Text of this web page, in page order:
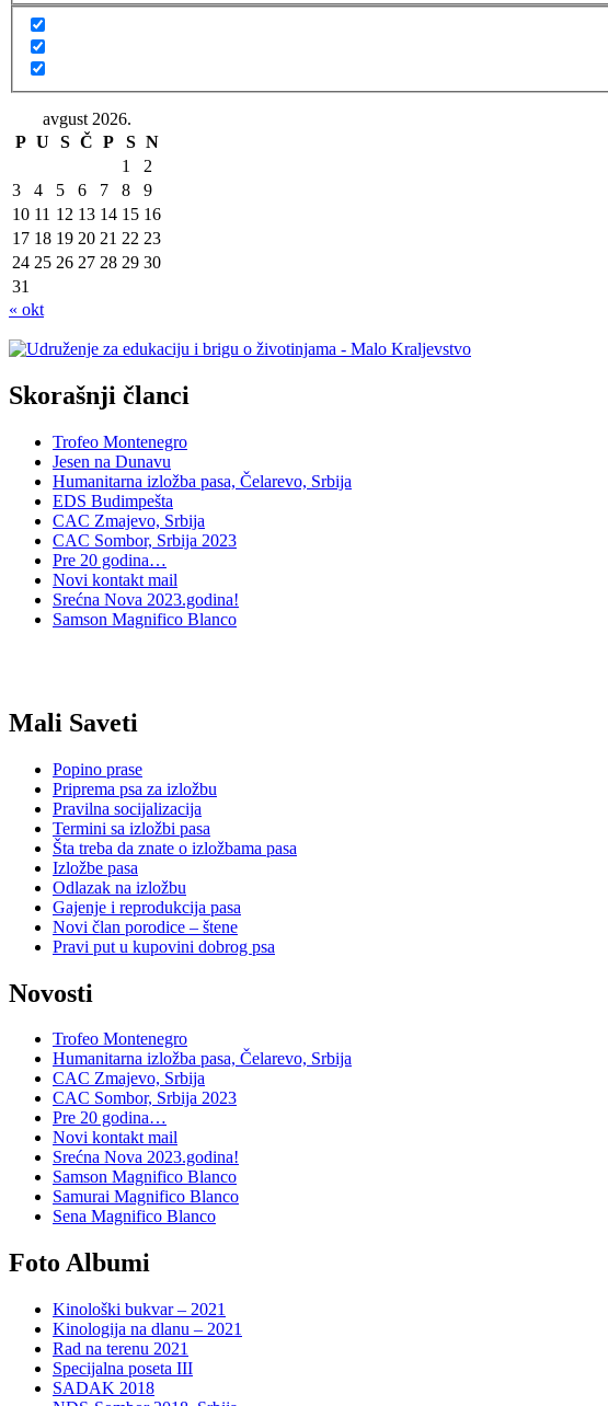
avgust 2026.
P U S Č P S N
1
2
3
4 5 6 7 8
9
10 11 12 13 14 15 16
17 18 19 20 21 22 23
24 25 26 27 28 29 30
31
« okt
Skorašnji članci
Trofeo Montenegro
Jesen na Dunavu
Humanitarna izložba pasa, Čelarevo, Srbija
EDS Budimpešta
CAC Zmajevo, Srbija
CAC Sombor, Srbija 2023
Pre 20 godina…
Novi kontakt mail
Srećna Nova 2023.godina!
Samson Magnifico Blanco
Mali Saveti
Popino prase
Priprema psa za izložbu
Pravilna socijalizacija
Termini sa izložbi pasa
Šta treba da znate o izložbama pasa
Izložbe pasa
Odlazak na izložbu
Gajenje i reprodukcija pasa
Novi član porodice – štene
Pravi put u kupovini dobrog psa
Novosti
Trofeo Montenegro
Humanitarna izložba pasa, Čelarevo, Srbija
CAC Zmajevo, Srbija
CAC Sombor, Srbija 2023
Pre 20 godina…
Novi kontakt mail
Srećna Nova 2023.godina!
Samson Magnifico Blanco
Samurai Magnifico Blanco
Sena Magnifico Blanco
Foto Albumi
Kinološki bukvar – 2021
Kinologija na dlanu – 2021
Rad na terenu 2021
Specijalna poseta III
SADAK 2018